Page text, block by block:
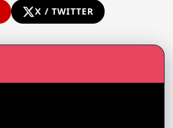
X / TWITTER